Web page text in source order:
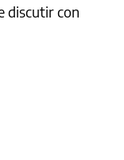
discutir con